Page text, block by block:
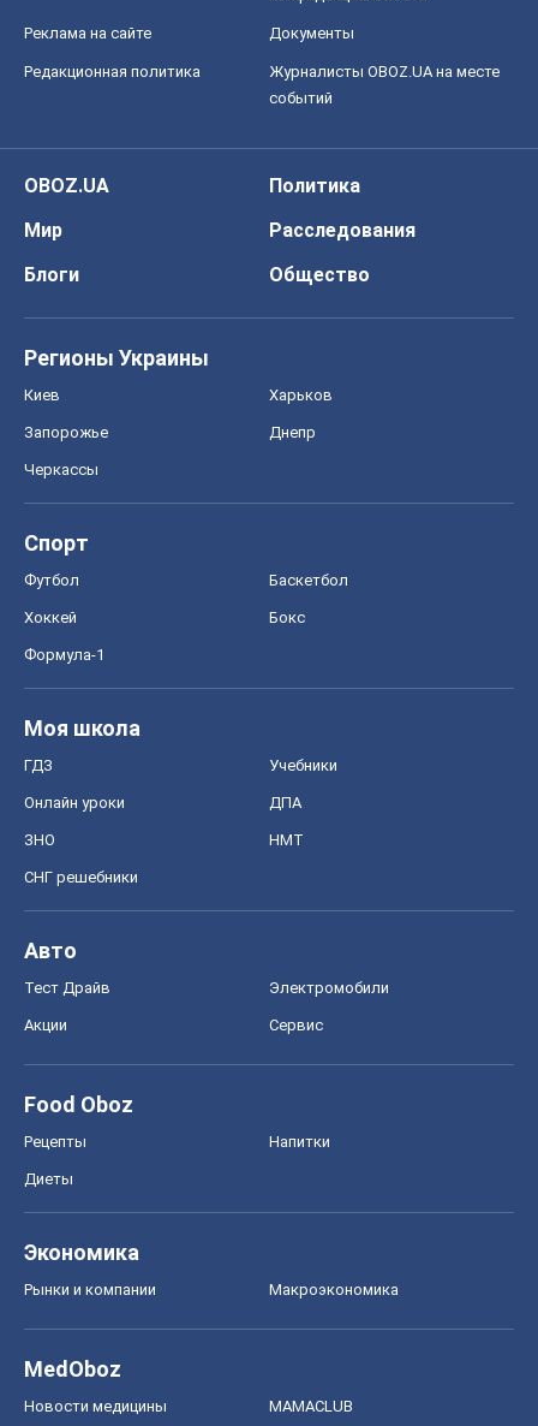
Реклама на сайте Документы
Редакционная политика
Журналисты OBOZ.UA на месте
событий
OBOZ.UA
Политика
Мир
Расследования
Блоги
Общество
Регионы Украины
Киев Харьков
Запорожье Днепр
Черкассы
Спорт
Футбол Баскетбол
Хоккей Бокс
Формула-1
Моя школа
ГДЗ Учебники
Онлайн уроки ДПА
ЗНО НМТ
СНГ решебники
Авто
Тест Драйв Электромобили
Акции Сервис
Food Oboz
Рецепты Напитки
Диеты
Экономика
Рынки и компании Mакроэкономика
MedOboz
Новости медицины MAMACLUB